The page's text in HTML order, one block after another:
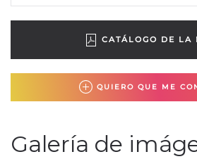
CATÁLOGO DE LA
QUIERO QUE ME
Galería de